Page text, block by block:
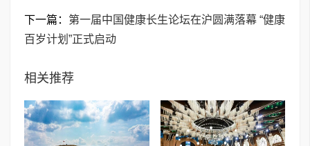
下一篇： 第一届中国健康长生论坛在沪圆满落幕 “健康
百岁计划”正式启动
相关推荐